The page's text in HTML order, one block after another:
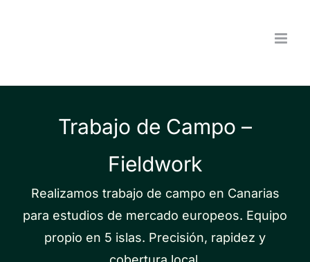
Trabajo de Campo –
Fieldwork
Realizamos trabajo de campo en Canarias
para estudios de mercado europeos. Equipo
propio en 5 islas. Precisión, rapidez y